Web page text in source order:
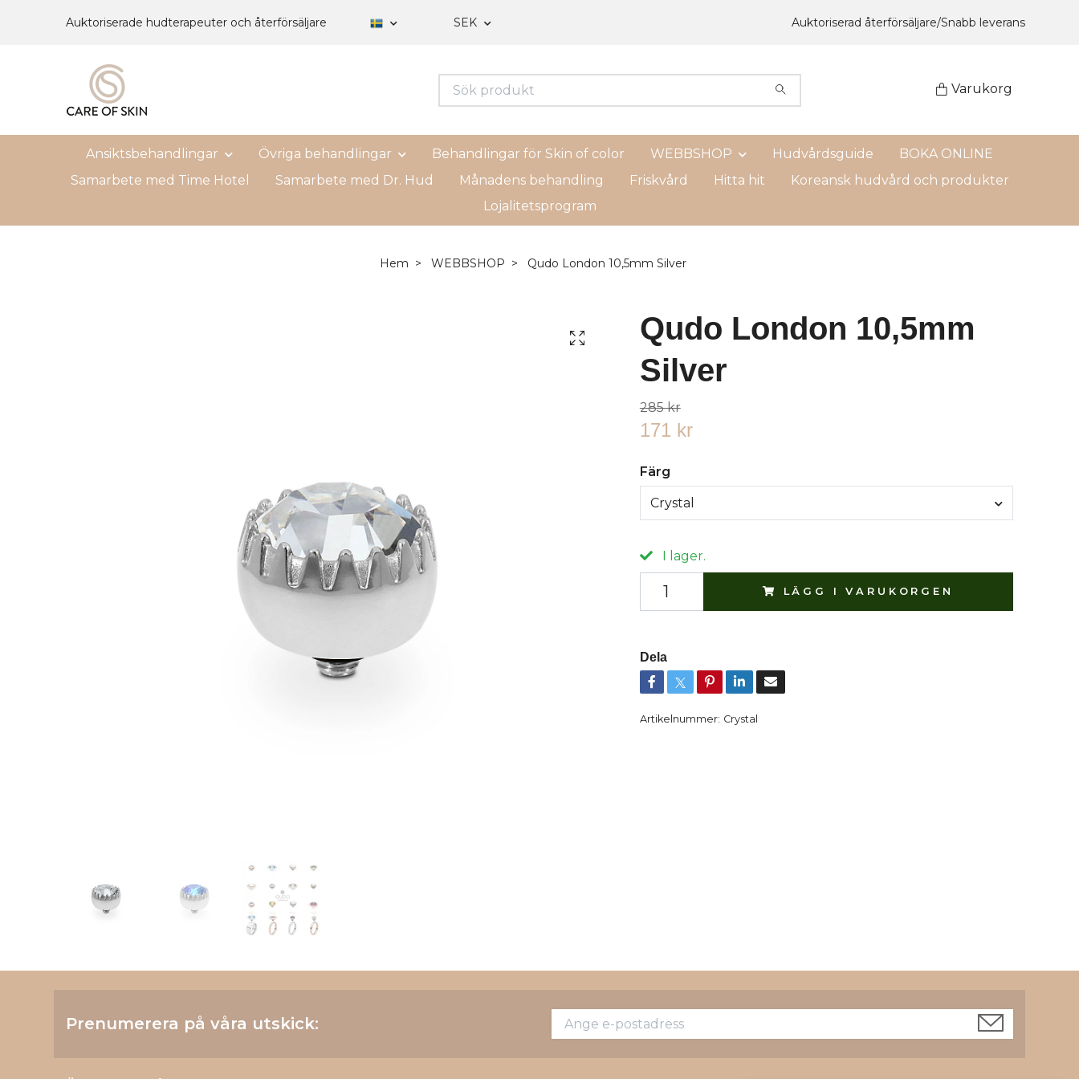
Auktoriserade hudterapeuter och återförsäljare SEK Auktoriserad återförsäljare/Snabb leverans
Varukorg
Ansiktsbehandlingar Övriga behandlingar Behandlingar för Skin of color WEBBSHOP Hudvårdsguide
BOKA ONLINE
Samarbete med Time Hotel
Samarbete med Dr. Hud Månadens behandling Friskvård Hitta hit
Koreansk hudvård och produkter
Lojalitetsprogram
Hem WEBBSHOP Qudo London 10,5mm Silver
Qudo London 10,5mm
Silver
285 kr
171 kr
Färg
Crystal
I lager.
LÄGG I VARUKORGEN
Dela
Artikelnummer: Crystal
Prenumerera på våra utskick: